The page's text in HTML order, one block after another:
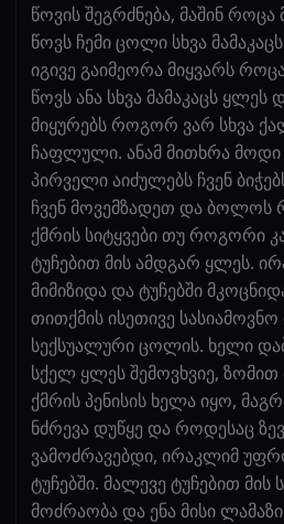
წოვის შეგრძნება, მაშინ
წოვს ჩემი ცოლი სხვა
იგივე გაიმეორა მიყვარს
წოვს ანა სხვა მამაკაცს ყლეს
მიყურებს როგორ ვარ სხვა
ჩაფლული. ანამ მითხრა მოდი
პირველი აიძულებს ჩვენ
ჩვენ მოვემზადეთ და ბოლოს
ქმრის სიტყვები თუ როგორი
ტუჩებით მის ამდგარ ყლეს.
მიმიზიდა და ტუჩებში
თითქმის ისეთივე
სექსუალური ცოლის. ხელი
სქელ ყლეს შემოვხვიე,
ქმრის პენისის ხელა იყო,
ნძრევა დუწყე და როდესაც
ვამოძრავებდი, ირაკლიმ
ტუჩებში. მალევე ტუჩებით მის
მოძრაობა და ენა მისი ლამაზი